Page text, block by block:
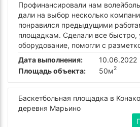
Профинансировали нам
дали на выбор несколько
понравился предыдущими
площадкам. Сделали все быстро,
оборудование, помогли с
Дата выполнения:
10.06.2022
Площадь объекта:
50м2
Баскетбольная площадка в
деревня Марьино